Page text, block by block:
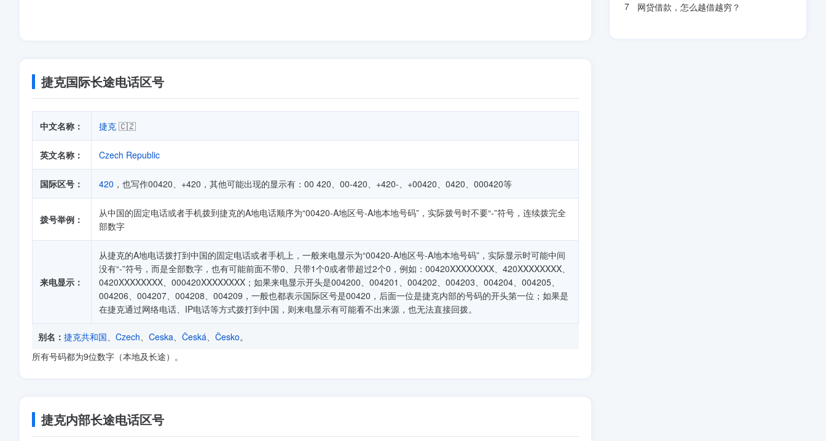
捷克国际长途电话区号
中文名称： 捷克 🇨🇿
英文名称： Czech Republic
国际区号： 420 ，也写作00420、+420，其他可能出现的显示有：00 420、00-420、+420-、+00420、0420、000420等
拨号举例：
从中国的固定电话或者手机拨到捷克的A地电话顺序为“00420-A地区号-A地本地号码”，实际拨号时不要“-”符号，连续拨完全
部数字
来电显示：
从捷克的A地电话拨打到中国的固定电话或者手机上，一般来电显示为“00420-A地区号-A地本地号码”，实际显示时可能中间
没有“-”符号，而是全部数字，也有可能前面不带0、只带1个0或者带超过2个0，例如：00420XXXXXXXX、420XXXXXXXX、
0420XXXXXXXX、000420XXXXXXXX；如果来电显示开头是004200、004201、004202、004203、004204、004205、
004206、004207、004208、004209，一般也都表示国际区号是00420，后面一位是捷克内部的号码的开头第一位；如果是
在捷克通过网络电话、IP电话等方式拨打到中国，则来电显示有可能看不出来源，也无法直接回拨。
别名： 捷克共和国、 Czech、 Ceska、 Česká、 Česko。
所有号码都为9位数字（本地及长途）。
捷克内部长途电话区号
网贷借款，怎么越借越穷？